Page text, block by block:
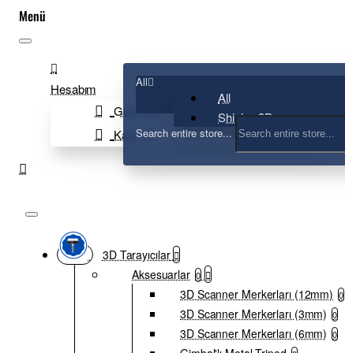
Hesabım
Giriş Yap
Kayıt Ol
3D Tarayıcılar
Aksesuarlar 0
3D Scanner Merkerları (12mm) 0
3D Scanner Merkerları (3mm) 0
3D Scanner Merkerları (6mm) 0
All
All
Shining 3D
Search entire store...